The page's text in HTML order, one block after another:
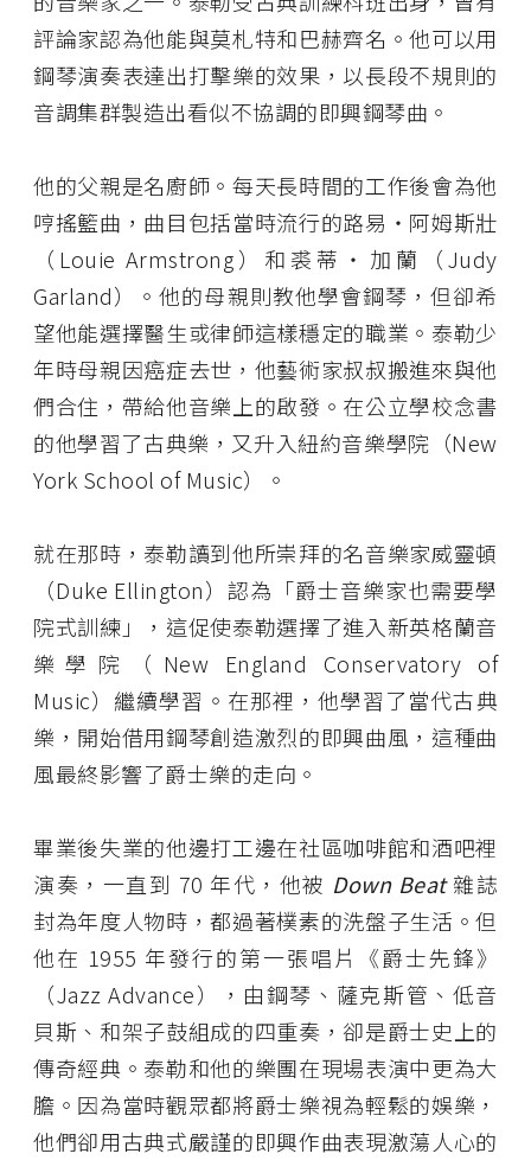
評論家認為他能與莫札特和巴赫齊名。他可以用
鋼琴演奏表達出打擊樂的效果，以長段不規則的
音調集群製造出看似不協調的即興鋼琴曲。
他的父親是名廚師。每天長時間的工作後會為他
哼搖籃曲，曲目包括當時流行的路易・阿姆斯壯
（Louie Armstrong）和裘蒂・加蘭（Judy
Garland）。他的母親則教他學會鋼琴，但卻希
望他能選擇醫生或律師這樣穩定的職業。泰勒少
年時母親因癌症去世，他藝術家叔叔搬進來與他
們合住，帶給他音樂上的啟發。在公立學校念書
的他學習了古典樂，又升入紐約音樂學院（New
York School of Music）。
就在那時，泰勒讀到他所崇拜的名音樂家威靈頓
（Duke Ellington）認為「爵士音樂家也需要學
院式訓練」，這促使泰勒選擇了進入新英格蘭音
樂學院（New England Conservatory of
Music）繼續學習。在那裡，他學習了當代古典
樂，開始借用鋼琴創造激烈的即興曲風，這種曲
風最終影響了爵士樂的走向。
畢業後失業的他邊打工邊在社區咖啡館和酒吧裡
演奏，一直到 70 年代，他被 Down Beat雜誌
封為年度人物時，都過著樸素的洗盤子生活。但
他在 1955 年發行的第一張唱片《爵士先鋒》
（Jazz Advance），由鋼琴、薩克斯管、低音
貝斯、和架子鼓組成的四重奏，卻是爵士史上的
傳奇經典。泰勒和他的樂團在現場表演中更為大
膽。因為當時觀眾都將爵士樂視為輕鬆的娛樂，
他們卻用古典式嚴謹的即興作曲表現激蕩人心的